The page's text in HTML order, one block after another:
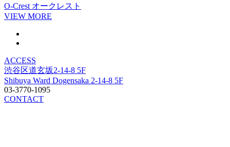
O-Crest オークレスト
VIEW MORE
ACCESS
渋谷区道玄坂2-14-8 5F
Shibuya Ward Dogensaka 2-14-8 5F
03-3770-1095
CONTACT